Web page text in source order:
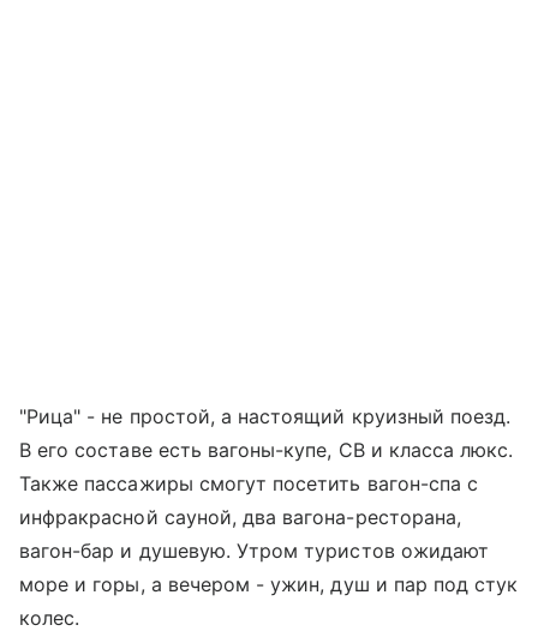
"Рица" - не простой, а настоящий круизный поезд.
В его составе есть вагоны-купе, СВ и класса люкс.
Также пассажиры смогут посетить вагон-спа с
инфракрасной сауной, два вагона-ресторана,
вагон-бар и душевую. Утром туристов ожидают
море и горы, а вечером - ужин, душ и пар под стук
колес.